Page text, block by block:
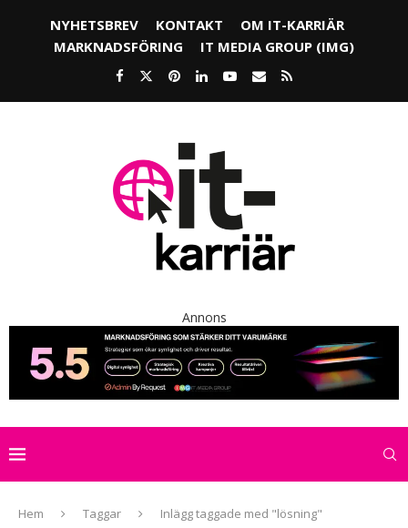
NYHETSBREV KONTAKT
OM IT-KARRIÄR
MARKNADSFÖRING
IT MEDIA GROUP (IMG)
Annons
Hem Taggar Inlägg taggade med "lösning"